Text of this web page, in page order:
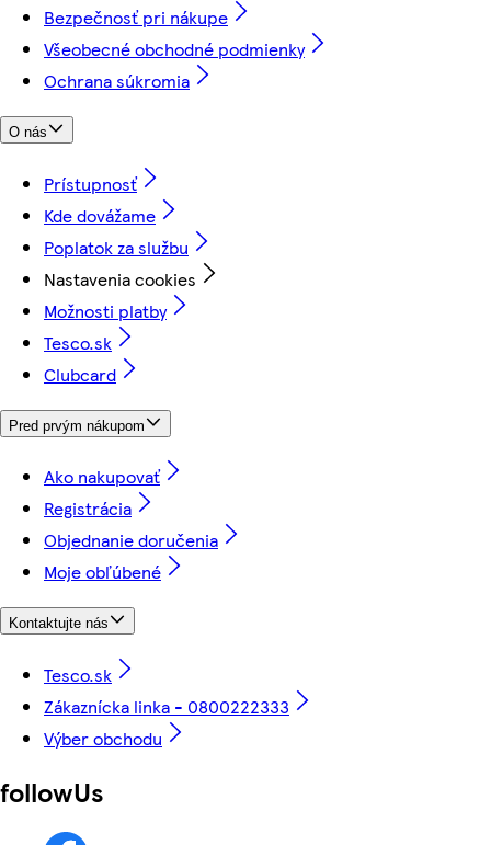
Bezpečnosť pri nákupe
Všeobecné obchodné podmienky
Ochrana súkromia
O nás
Prístupnosť
Kde dovážame
Poplatok za službu
Nastavenia cookies
Možnosti platby
Tesco.sk
Clubcard
Pred prvým nákupom
Ako nakupovať
Registrácia
Objednanie doručenia
Moje obľúbené
Kontaktujte nás
Tesco.sk
Zákaznícka linka - 0800222333
Výber obchodu
followUs